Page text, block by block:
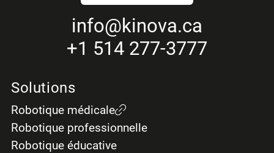
Solutions
Robotique médicale
Robotique professionnelle
Robotique éducative
info@kinova.ca
+1 514 277-3777